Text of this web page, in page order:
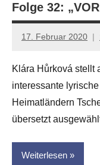
Folge 32:
17. Februar 2020
Anton
Leitner
Klára Hůrková stellt
interessante
Heimatländern
übersetzt
Weiterlesen